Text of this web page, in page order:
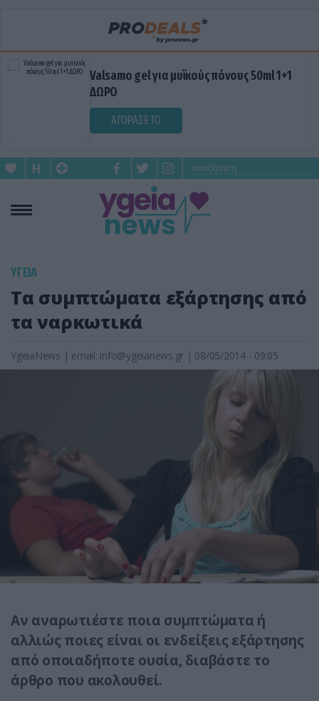
Valsamo gel για μυϊκούς πόνους 50ml 1+1
ΔΩΡΟ
ΑΓΟΡΑΣΕ ΤΟ
ΥΓΕΙΑ
Τα συμπτώματα εξάρτησης από
τα ναρκωτικά
YgeiaNews | email: info@ygeianews.gr | 08/05/2014 - 09:05
Αν αναρωτιέστε ποια συμπτώματα ή
αλλιώς ποιες είναι οι ενδείξεις εξάρτησης
από οποιαδήποτε ουσία, διαβάστε το
άρθρο που ακολουθεί.